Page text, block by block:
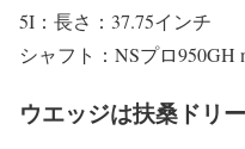
5I：長さ：37.75インチ
シャフト：NSプロ950GH
ウエッジは扶桑ドリ